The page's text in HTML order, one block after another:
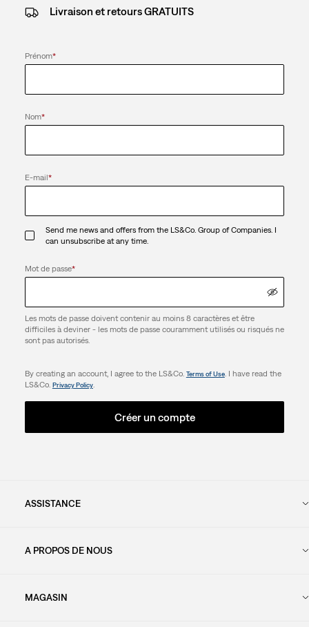
Livraison et retours GRATUITS
Prénom*
Nom*
E-mail*
Send me news and offers from the LS&Co. Group of Companies. I
can unsubscribe at any time.
Mot de passe*
Les mots de passe doivent contenir au moins 8 caractères et être
difficiles à deviner - les mots de passe couramment utilisés ou risqués ne
sont pas autorisés.
By creating an account, I agree to the LS&Co. Terms of Use. I have read the
LS&Co. Privacy Policy.
Créer un compte
ASSISTANCE
A PROPOS DE NOUS
MAGASIN